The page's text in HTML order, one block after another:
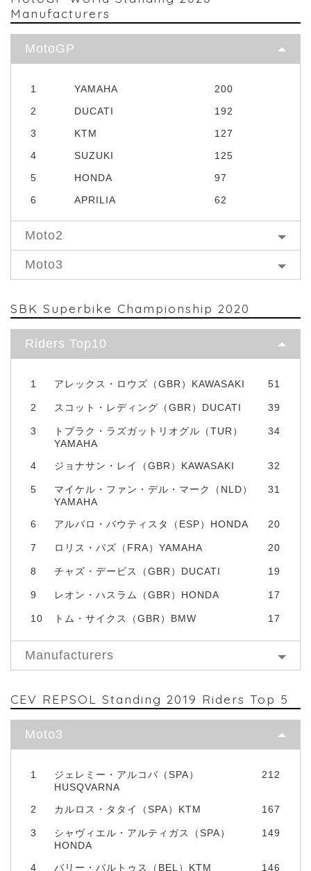
Manufacturers
MotoGP
1 YAMAHA
200
2
DUCATI
192
3
KTM
127
4
SUZUKI
125
5
HONDA
97
6
APRILIA 62
Moto2
Moto3
SBK Superbike Championship 2020
Riders Top10
1 アレックス・ロウズ（GBR）KAWASAKI 51
2 スコット・レディング（GBR）DUCATI 39
3
トプラク・ラズガットリオグル（TUR）
YAMAHA
34
4 ジョナサン・レイ（GBR）KAWASAKI 32
5
マイケル・ファン・デル・マーク（NLD）
YAMAHA
31
6 アルバロ・バウティスタ（ESP）HONDA 20
7 ロリス・バズ（FRA）YAMAHA 20
8 チャズ・デービス（GBR）DUCATI 19
9 レオン・ハスラム（GBR）HONDA 17
10 トム・サイクス（GBR）BMW 17
Manufacturers
CEV REPSOL Standing 2019 Riders Top 5
Moto3
1
ジェレミー・アルコバ（SPA）
HUSQVARNA
212
2 カルロス・タタイ（SPA）KTM 167
3
シャヴィエル・アルティガス（SPA）
HONDA
149
4 バリー・バルトゥス（BEL）KTM 146